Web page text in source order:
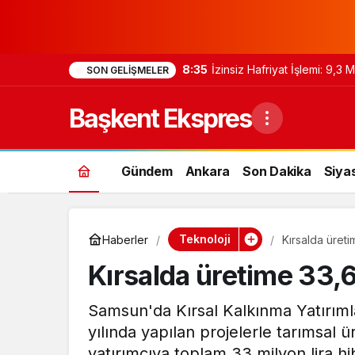
SON GELIŞMELER 8:35 İzinsiz Hafriyat İşlemi: 9,3
Başkent Ekspres
Gündem Ankara Son Dakika
Haberler Teknoloji Kırsalda
Kırsalda üretime
Samsun'da Kırsal Kalkınma
yılında yapılan projelerle tarımsal